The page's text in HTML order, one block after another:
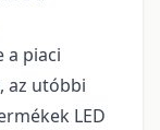
a piaci
az utóbbi
LED